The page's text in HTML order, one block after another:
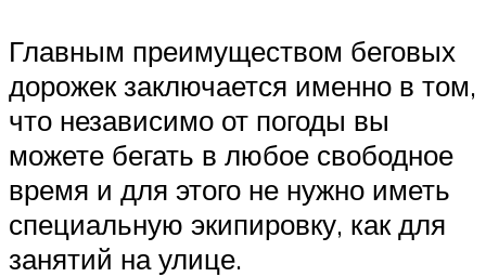
Главным преимуществом беговых
дорожек заключается именно в том,
что независимо от погоды вы
можете бегать в любое свободное
время и для этого не нужно иметь
специальную экипировку, как для
занятий на улице.